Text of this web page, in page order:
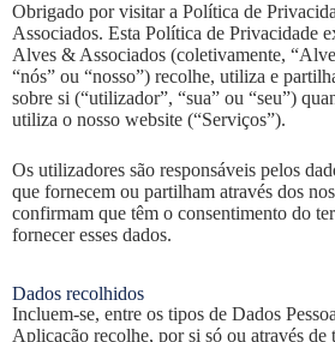
Obrigado por visitar a Política de
Associados. Esta Política de Privacidade
Alves & Associados (coletivamente,
“nós” ou “nosso”) recolhe, utiliza e
sobre si (“utilizador”, “sua” ou “seu”)
utiliza o nosso website (“Serviços”).
Os utilizadores são responsáveis pelos
que fornecem ou partilham através dos
confirmam que têm o consentimento do
fornecer esses dados.
Dados recolhidos
Incluem-se, entre os tipos de Dados
Aplicação recolhe, por si só ou através de